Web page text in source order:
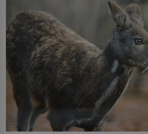
směs s názvem lučavka královská.
pro nic za nic, […]